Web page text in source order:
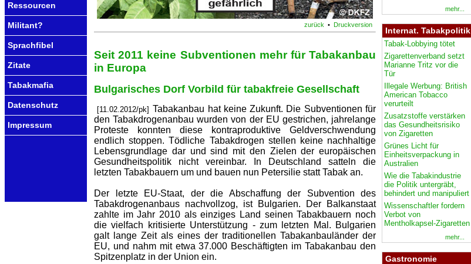
Ressourcen
Militant?
Sprachfibel
Zitate
Tabakmafia
Datenschutz
Impressum
zurück • Druckversion
Seit 2011 keine Subventionen mehr für Tabakanbau
in Europa
Bulgarisches Dorf Vorbild für tabakfreie Gesellschaft
[11.02.2012/pk] Tabakanbau hat keine Zukunft. Die Subventionen für
den Tabakdrogenanbau wurden von der EU gestrichen, jahrelange
Proteste konnten diese kontraproduktive Geldverschwendung
endlich stoppen. Tödliche Tabakdrogen stellen keine nachhaltige
Lebensgrundlage dar und sind mit den Zielen der europäischen
Gesundheitspolitik nicht vereinbar. In Deutschland satteln die
letzten Tabakbauern um und bauen nun Petersilie statt Tabak an.
Der letzte EU-Staat, der die Abschaffung der Subvention des
Tabakdrogenanbaus nachvollzog, ist Bulgarien. Der Balkanstaat
zahlte im Jahr 2010 als einziges Land seinen Tabakbauern noch
die vielfach kritisierte Unterstützung - zum letzten Mal. Bulgarien
galt lange Zeit als eines der traditionellen Tabakanbauländer der
EU, und nahm mit etwa 37.000 Beschäftigten im Tabakanbau den
Spitzenplatz in der Union ein.
mehr...
Internat. Tabakpolitik
Tabak-Lobbying tötet
Zigarettenverband setzt
Marianne Tritz vor die
Tür
Illegale Werbung: British
American Tobacco
verurteilt
Zusatzstoffe verstärken
das Gesundheitsrisiko
von Zigaretten
Grünes Licht für
Einheitsverpackung in
Australien
Wie die Tabakindustrie
die Politik untergräbt,
behindert und manipuliert
Wissenschaftler fordern
Verbot von
Mentholkapsel-Zigaretten
mehr...
Gastronomie